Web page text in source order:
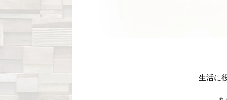
生活に